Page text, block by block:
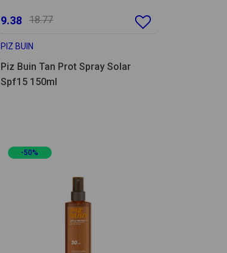
9.38 18.77
PIZ BUIN
Piz Buin Tan Prot Spray Solar
Spf15 150ml
-50%